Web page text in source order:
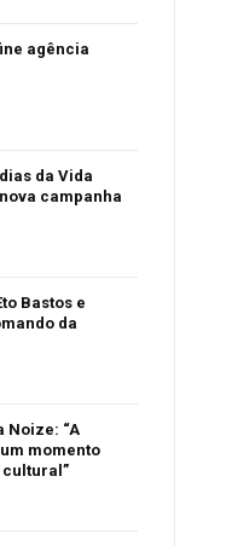
agência
da Vida
campanha
Bastos e
da
Noize: “A
momento